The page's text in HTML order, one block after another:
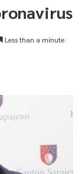
Less than a minute